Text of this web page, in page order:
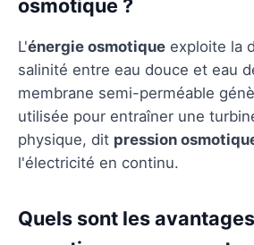
osmotique ?
L'énergie osmotique exploite la
salinité entre eau douce et eau
membrane semi-perméable
utilisée pour entraîner une
physique, dit pression
l'électricité en continu.
Quels sont les